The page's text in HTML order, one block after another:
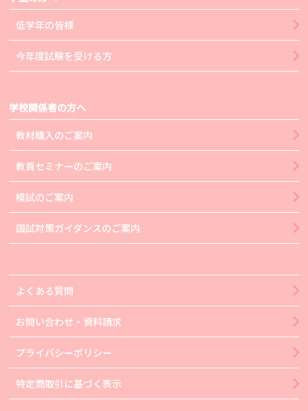
低学年の皆様
今年度試験を受ける方
学校関係者の方へ
教材購入のご案内
教員セミナーのご案内
模試のご案内
国試対策ガイダンスのご案内
よくある質問
お問い合わせ・資料請求
プライバシーポリシー
特定商取引に基づく表示